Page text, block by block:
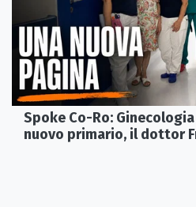
Spoke Co-Ro:
nuovo primario, il dottor